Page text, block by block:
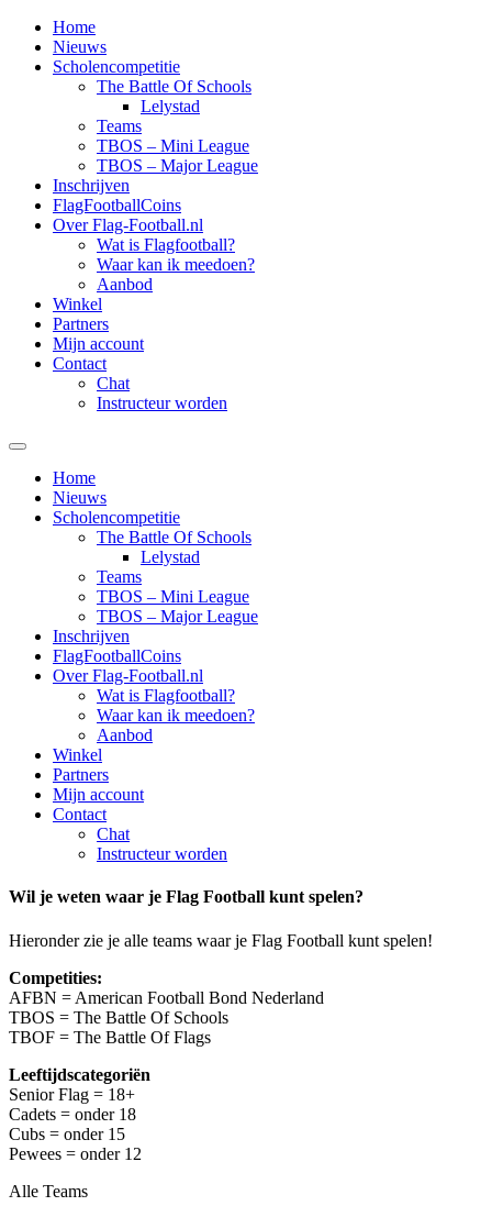
Home
Nieuws
Scholencompetitie
The Battle Of Schools
Lelystad
Teams
TBOS – Mini League
TBOS – Major League
Inschrijven
FlagFootballCoins
Over Flag-Football.nl
Wat is Flagfootball?
Waar kan ik meedoen?
Aanbod
Winkel
Partners
Mijn account
Contact
Chat
Instructeur worden
Home
Nieuws
Scholencompetitie
The Battle Of Schools
Lelystad
Teams
TBOS – Mini League
TBOS – Major League
Inschrijven
FlagFootballCoins
Over Flag-Football.nl
Wat is Flagfootball?
Waar kan ik meedoen?
Aanbod
Winkel
Partners
Mijn account
Contact
Chat
Instructeur worden
Wil je weten waar je Flag Football kunt spelen?
Hieronder zie je alle teams waar je Flag Football kunt spelen!
Competities:
AFBN = American Football Bond Nederland
TBOS = The Battle Of Schools
TBOF = The Battle Of Flags
Leeftijdscategoriën
Senior Flag = 18+
Cadets = onder 18
Cubs = onder 15
Pewees = onder 12
Alle Teams